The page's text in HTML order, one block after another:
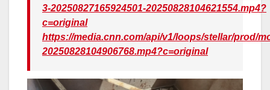
3-20250827165924501-20250828104621554.mp4?
c=original
https://media.cnn.com/api/v1/loops/stellar/prod/
20250828104906768.mp4?c=original